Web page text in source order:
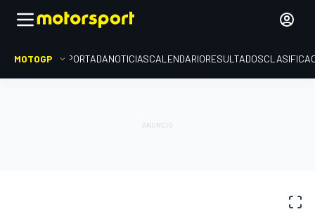
MOTOGP PORTADANOTICIASCALENDARIORESULTADOS